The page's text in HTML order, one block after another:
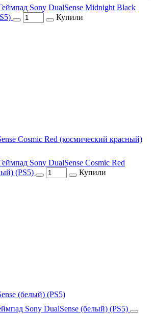
Sony DualSense Midnight Black
Купили
Cosmic Red (космический красный)
Sony DualSense Cosmic Red
(PS5)
Купили
(белый) (PS5)
Sony DualSense (белый) (PS5)